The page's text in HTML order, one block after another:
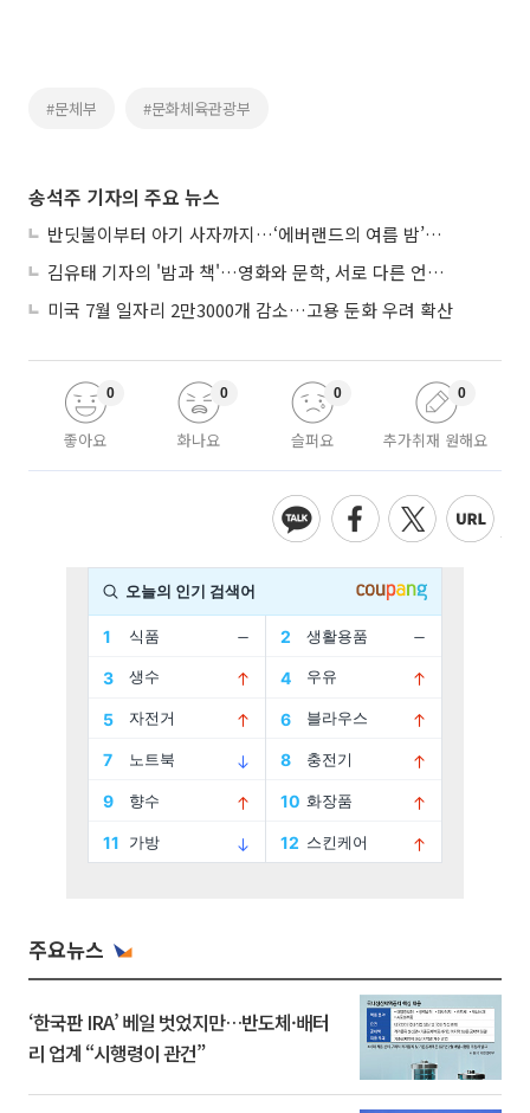
#문체부 #문화체육관광부
송석주 기자의 주요 뉴스
반딧불이부터 아기 사자까지…‘에버랜드의 여름 밤’이 기다려지는 이유
김유태 기자의 '밤과 책'…영화와 문학, 서로 다른 언어를 읽다
미국 7월 일자리 2만3000개 감소…고용 둔화 우려 확산
좋아요
0
화나요
0
슬퍼요
0
추가취재 원해요
0
주요뉴스
‘한국판 IRA’ 베일 벗었지만…반도체·배터
리 업계 “시행령이 관건”